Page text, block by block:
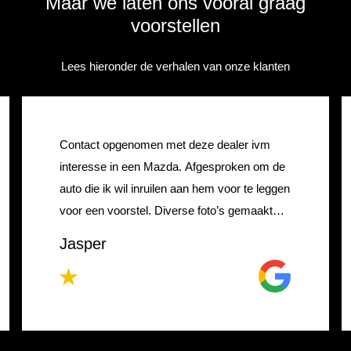
voorstellen
Lees hieronder de verhalen van onze klanten
Ik kwam om me te oriënteren op een
tweedehands auto en gaf aan dat ik vooral
wilde proefzitten. Bij andere dealers was dat
de afgelopen weken geen probleem: kijk
ik echter vooral aan de balie gehouden terwijl
de verkoper online auto’s voor me zocht,
Bouke Bergsma